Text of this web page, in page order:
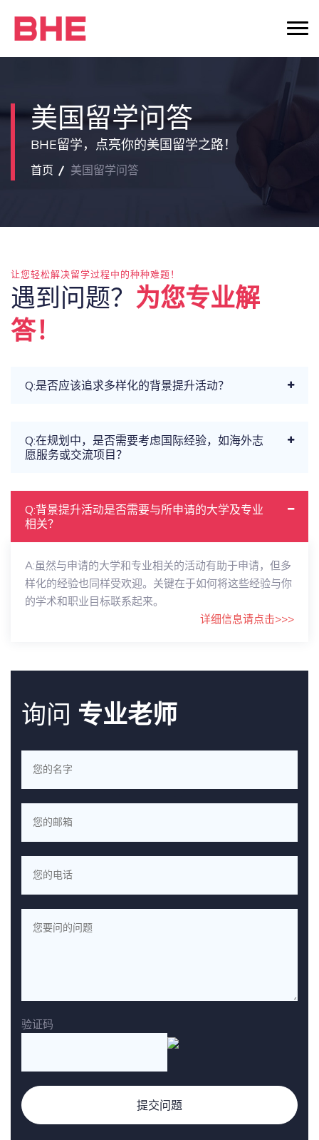
美国留学问答
BHE留学，点亮你的美国留学之路！
首页 美国留学问答
让您轻松解决留学过程中的种种难题！
遇到问题？ 为您专业解
答！
Q:是否应该追求多样化的背景提升活动？
Q:在规划中，是否需要考虑国际经验，如海外志
愿服务或交流项目？
Q:背景提升活动是否需要与所申请的大学及专业
相关？
A:虽然与申请的大学和专业相关的活动有助于申请，但多
样化的经验也同样受欢迎。关键在于如何将这些经验与你
的学术和职业目标联系起来。
详细信息请点击>>>
询问 专业老师
验证码
提交问题